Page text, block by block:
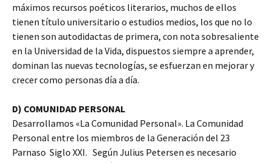
máximos recursos poéticos literarios, muchos de ellos
tienen título universitario o estudios medios, los que no lo
tienen son autodidactas de primera, con nota sobresaliente
en la Universidad de la Vida, dispuestos siempre a aprender,
dominan las nuevas tecnologías, se esfuerzan en mejorar y
crecer como personas día a día.
D) COMUNIDAD PERSONAL
Desarrollamos «La Comunidad Personal». La Comunidad
Personal entre los miembros de la Generación del 23
Parnaso Siglo XXI. Según Julius Petersen es necesario